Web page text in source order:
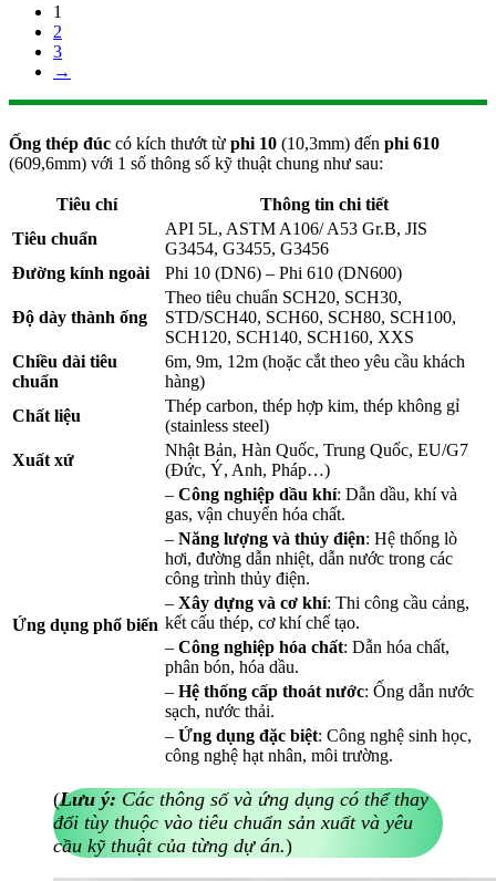
1
2
3
→
Ống thép đúc có kích thướt từ phi 10 (10,3mm) đến phi 610
(609,6mm) với 1 số thông số kỹ thuật chung như sau:
Tiêu chí
Thông tin chi tiết
Tiêu chuẩn
API 5L, ASTM A106/ A53 Gr.B, JIS
G3454, G3455, G3456
Đường kính ngoài
Phi 10 (DN6) – Phi 610 (DN600)
Độ dày thành ống
Theo tiêu chuẩn SCH20, SCH30,
STD/SCH40, SCH60, SCH80, SCH100,
SCH120, SCH140, SCH160, XXS
Chiều dài tiêu
chuẩn
6m, 9m, 12m (hoặc cắt theo yêu cầu khách
hàng)
Chất liệu
Thép carbon, thép hợp kim, thép không gỉ
(stainless steel)
Xuất xứ
Nhật Bản, Hàn Quốc, Trung Quốc, EU/G7
(Đức, Ý, Anh, Pháp…)
Ứng dụng phổ biến
– Công nghiệp dầu khí: Dẫn dầu, khí và
gas, vận chuyển hóa chất.
– Năng lượng và thủy điện: Hệ thống lò
hơi, đường dẫn nhiệt, dẫn nước trong các
công trình thủy điện.
– Xây dựng và cơ khí: Thi công cầu cảng,
kết cấu thép, cơ khí chế tạo.
– Công nghiệp hóa chất: Dẫn hóa chất,
phân bón, hóa dầu.
– Hệ thống cấp thoát nước: Ống dẫn nước
sạch, nước thải.
– Ứng dụng đặc biệt: Công nghệ sinh học,
công nghệ hạt nhân, môi trường.
(Lưu ý: Các thông số và ứng dụng có thể thay
đổi tùy thuộc vào tiêu chuẩn sản xuất và yêu
cầu kỹ thuật của từng dự án.)